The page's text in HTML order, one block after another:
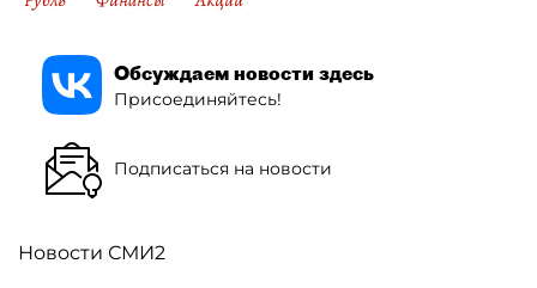
Обсуждаем новости здесь
Присоединяйтесь!
Подписаться на новости
Новости СМИ2